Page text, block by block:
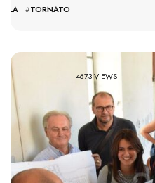
#TORNATO
4673 VIEWS